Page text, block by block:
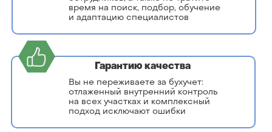
время на поиск, подбор, обучение
и адаптацию специалистов
Вы не переживаете за бухучет:
отлаженный внутренний контроль
на всех участках и комплексный
подход исключают ошибки
Гарантию качества